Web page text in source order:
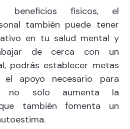
beneficios físicos, el
también puede tener
en tu salud mental y
de cerca con un
podrás establecer metas
apoyo necesario para
no solo aumenta la
también fomenta un